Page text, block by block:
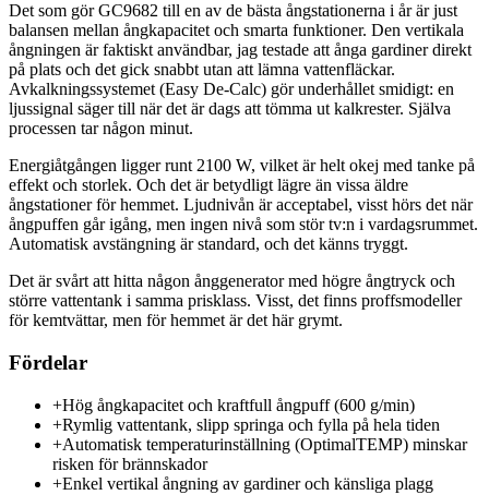
Det som gör GC9682 till en av de bästa ångstationerna i år är just
balansen mellan ångkapacitet och smarta funktioner. Den vertikala
ångningen är faktiskt användbar, jag testade att ånga gardiner direkt
på plats och det gick snabbt utan att lämna vattenfläckar.
Avkalkningssystemet (Easy De-Calc) gör underhållet smidigt: en
ljussignal säger till när det är dags att tömma ut kalkrester. Själva
processen tar någon minut.
Energiåtgången ligger runt 2100 W, vilket är helt okej med tanke på
effekt och storlek. Och det är betydligt lägre än vissa äldre
ångstationer för hemmet. Ljudnivån är acceptabel, visst hörs det när
ångpuffen går igång, men ingen nivå som stör tv:n i vardagsrummet.
Automatisk avstängning är standard, och det känns tryggt.
Det är svårt att hitta någon ånggenerator med högre ångtryck och
större vattentank i samma prisklass. Visst, det finns proffsmodeller
för kemtvättar, men för hemmet är det här grymt.
Fördelar
+Hög ångkapacitet och kraftfull ångpuff (600 g/min)
+Rymlig vattentank, slipp springa och fylla på hela tiden
+Automatisk temperaturinställning (OptimalTEMP) minskar
risken för brännskador
+Enkel vertikal ångning av gardiner och känsliga plagg